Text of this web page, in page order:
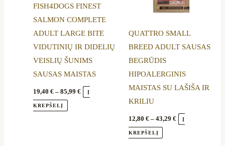
FISH4DOGS FINEST
SALMON COMPLETE
ADULT LARGE BITE
VIDUTINIŲ IR DIDELIŲ
VEISLIŲ ŠUNIMS
SAUSAS MAISTAS
19,40€ – 85,99€ Į
KREPŠELĮ
may
be
chosen
on
the
product
page
QUATTRO SMALL
BREED ADULT SAUSAS
BEGRŪDIS
HIPOALERGINIS
MAISTAS SU LAŠIŠA IR
KRILIU
12,80 € – 43,29 € Į
KREPŠELĮ
may
chosen
on
the
product
page